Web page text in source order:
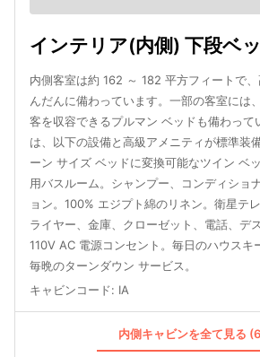
インテリア(内側) 下段ベ
内側客室は約 162 ～ 182 平方フィートで
んだんに備わっています。一部の客室には
客を収容できるプルマン ベッドも備わって
は、以下の設備と高級アメニティが標準装
ーン サイズ ベッドに変換可能なツイン ベ
用バスルーム。シャンプー、コンディショ
ョン。100% エジプト綿のリネン。衛星テ
ライヤー、金庫、クローゼット、電話、デ
110V AC 電源コンセント。毎日のハウスキ
毎晩のターンダウン サービス。
キャビンコード: IA
内側キャビンを全て見る